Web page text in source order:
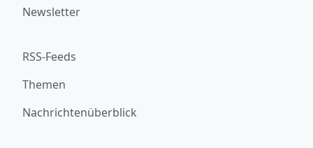
Newsletter
RSS-Feeds
Themen
Nachrichtenüberblick